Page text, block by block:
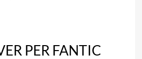
PER FANTIC